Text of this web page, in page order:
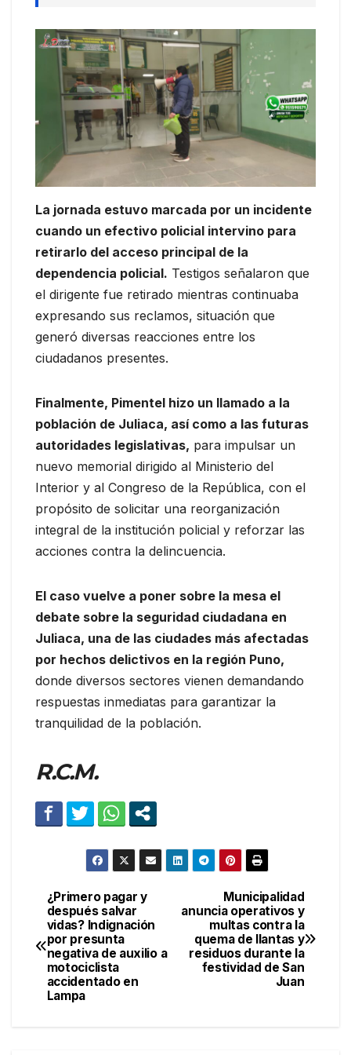
La jornada estuvo marcada por un incidente
cuando un efectivo policial intervino para
retirarlo del acceso principal de la
dependencia policial. Testigos señalaron que
el dirigente fue retirado mientras continuaba
expresando sus reclamos, situación que
generó diversas reacciones entre los
ciudadanos presentes.
Finalmente, Pimentel hizo un llamado a la
población de Juliaca, así como a las futuras
autoridades legislativas, para impulsar un
nuevo memorial dirigido al Ministerio del
Interior y al Congreso de la República, con el
propósito de solicitar una reorganización
integral de la institución policial y reforzar las
acciones contra la delincuencia.
El caso vuelve a poner sobre la mesa el
debate sobre la seguridad ciudadana en
Juliaca, una de las ciudades más afectadas
por hechos delictivos en la región Puno,
donde diversos sectores vienen demandando
respuestas inmediatas para garantizar la
tranquilidad de la población.
R.C.M.
Navegación
de
entradas
Municipalidad
anuncia operativos y
multas contra la
quema de llantas y
residuos durante la
festividad de San
Juan
¿Primero pagar y
después salvar
vidas? Indignación
por presunta
negativa de auxilio a
motociclista
accidentado en
Lampa